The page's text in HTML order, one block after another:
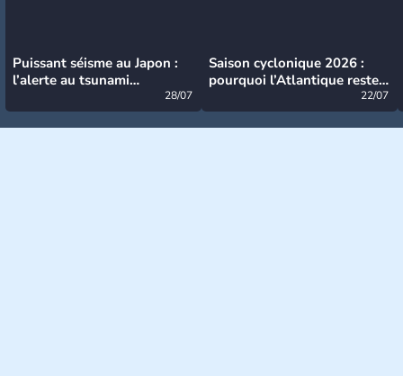
Puissant séisme au Japon :
l’alerte au tsunami
28/07
Saison cyclonique 2026 :
pourquoi l’Atlantique reste
22/07